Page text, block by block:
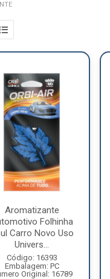
Aromatizante
Folhinha
Carro Novo Uso
Univers...
Código: 16393
Embalagem: PC
Original: 16789